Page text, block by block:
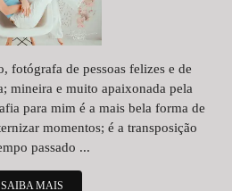
fotógrafa de pessoas felizes e de
mineira e muito apaixonada pela
para mim é a mais bela forma de
momentos; é a transposição
passado ...
SAIBA MAIS